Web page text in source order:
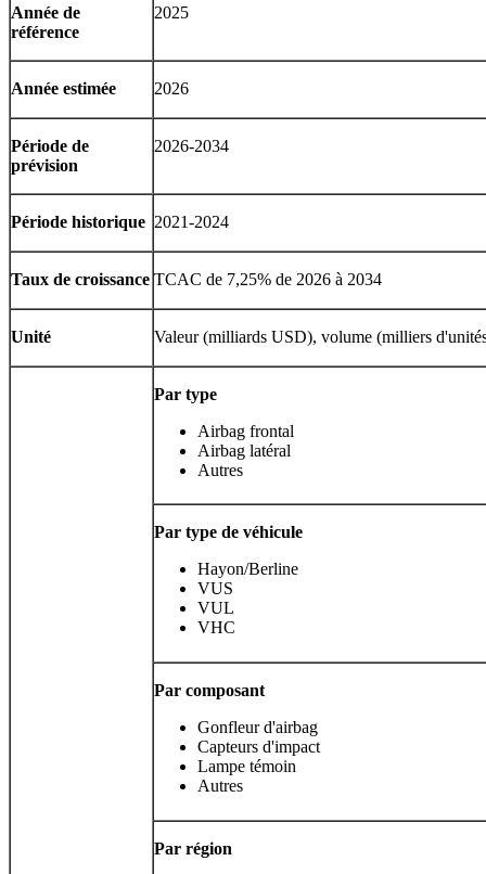
Année de
référence
2025
Année estimée 2026
Période de
prévision
2026-2034
Période historique 2021-2024
Taux de croissance TCAC de 7,25% de 2026 à 2034
Unité Valeur (milliards USD), volume (milliers
Par type
Airbag frontal
Airbag latéral
Autres
Par type de véhicule
Hayon/Berline
VUS
VUL
VHC
Par composant
Gonfleur d'airbag
Capteurs d'impact
Lampe témoin
Autres
Par région